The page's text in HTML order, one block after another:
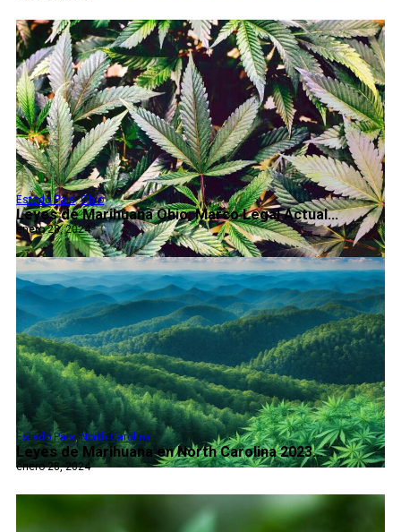
Leyes de Marihuana Ohio: Marco Legal Actual...
Estado Pais,Ohio
enero 28, 2024
Leyes de Marihuana en North Carolina 2023...
Estado Pais,North Carolina
enero 28, 2024